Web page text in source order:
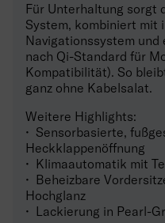
Für Unterhaltung sorgt
System, kombiniert mit
Navigationssystem
nach Qi-Standard für
Kompatibilität). So
ganz ohne Kabelsalat.
Weitere Highlights:
• Sensorbasierte,
Heckklappenöffnung
• Klimaautomatik mit
• Beheizbare
Hochglanz
• Lackierung in Pearl-